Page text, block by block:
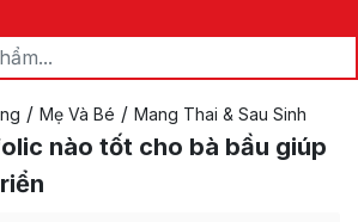
/ Mẹ Và Bé / Mang Thai & Sau Sinh
nào tốt cho bà bầu giúp